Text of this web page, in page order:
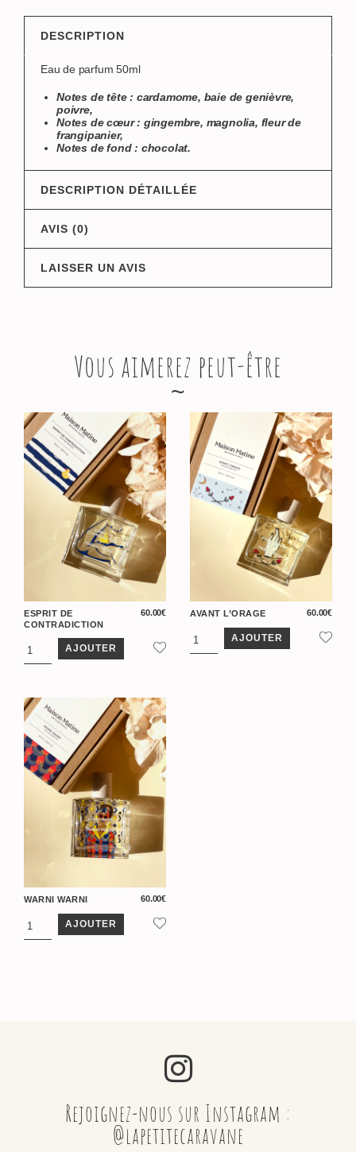
DESCRIPTION
Eau de parfum 50ml
Notes de tête : cardamome, baie de genièvre,
poivre,
Notes de cœur : gingembre, magnolia, fleur de
frangipanier,
Notes de fond : chocolat.
DESCRIPTION DÉTAILLÉE
AVIS (0)
LAISSER UN AVIS
Vous aimerez peut-être
ESPRIT DE
CONTRADICTION
60.00€
AJOUTER
AVANT L’ORAGE 60.00€
AJOUTER
WARNI WARNI 60.00€
AJOUTER
Rejoignez-nous sur Instagram :
@lapetitecaravane